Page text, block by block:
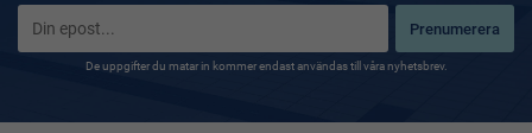
Prenumerera
De uppgifter du matar in kommer endast användas till våra nyhetsbrev.